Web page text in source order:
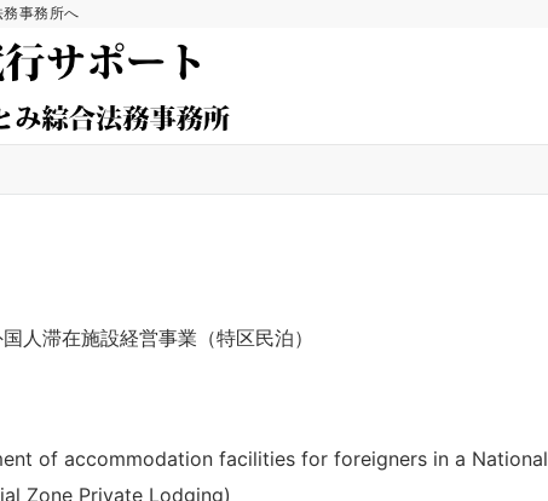
事務所へ
人滞在施設経営事業（特区民泊）
of accommodation facilities for foreigners in a National
Zone Private Lodging)